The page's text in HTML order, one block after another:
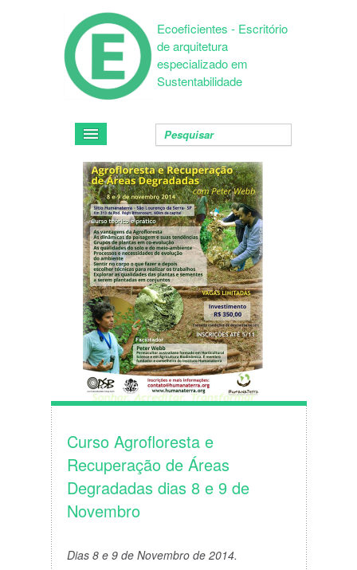
Ecoeficientes - Escritório
de arquitetura
especializado em
Sustentabilidade
Curso Agrofloresta e
Recuperação de Áreas
Degradadas dias 8 e 9 de
Novembro
Dias 8 e 9 de Novembro de 2014.